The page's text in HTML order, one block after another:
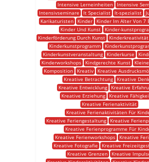
Intensive Lerneinheiten
Intensive
Intensivseminare
It Specialist It-spezialist
Karikaturisten
Kinder
Kinder Im Alter Von 7
Kinder Und Kunst
Kinder-
Kinderförderung Durch Kunst
Kinderkreativität
Kinderkunstprogramm
Kinderkunstveranstaltung
Kinderkurse
Kinderworkshops
Kindgerechte Kunst
Komposition
Kreativ
Kreative
Kreative Betrachtung
Kreative
Kreative Entwicklung
Kreative
Kreative Erziehung
Kreative
Kreative Ferienaktivität
Kreative Ferienaktivitäten Für
Kreative Feriengestaltung
Kreative
Kreative Ferienprogramme Für
Kreative Ferienworkshops
Kreative
Kreative Fotografie
Kreative
Kreative Grenzen
Kreative